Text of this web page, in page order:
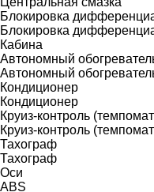
Блокировка
Блокировка
Кабина
Автономный
Автономный
Кондиционер
Кондиционер
Круиз-контроль
Круиз-контроль
Тахограф
Тахограф
Оси
ABS